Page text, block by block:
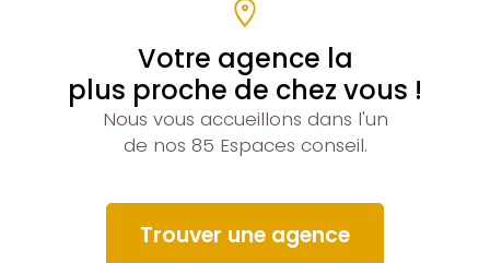
Votre agence la
plus proche de chez vous !
Nous vous accueillons dans l'un
de nos 85 Espaces conseil.
Trouver une agence